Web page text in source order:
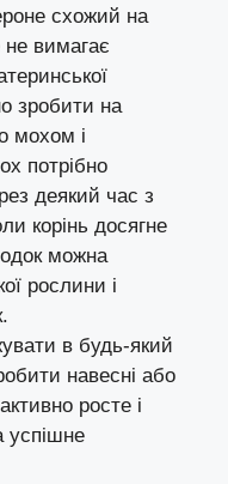
схожий на
вимагає
зробити на
мохом і
потрібно
деякий час з
корінь досягне
можна
рослини і
в будь-який
навесні або
росте і
успішне